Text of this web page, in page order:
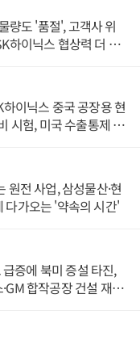
량도 '품절', 고객사 위
하이닉스 협상력 더 키
이닉스 중국 공장용 현
시험, 미국 수출통제 대
원전 사업, 삼성물산·현
다가오는 '약속의 시간'
증에 북미 증설 타진,
합작공장 건설 재추